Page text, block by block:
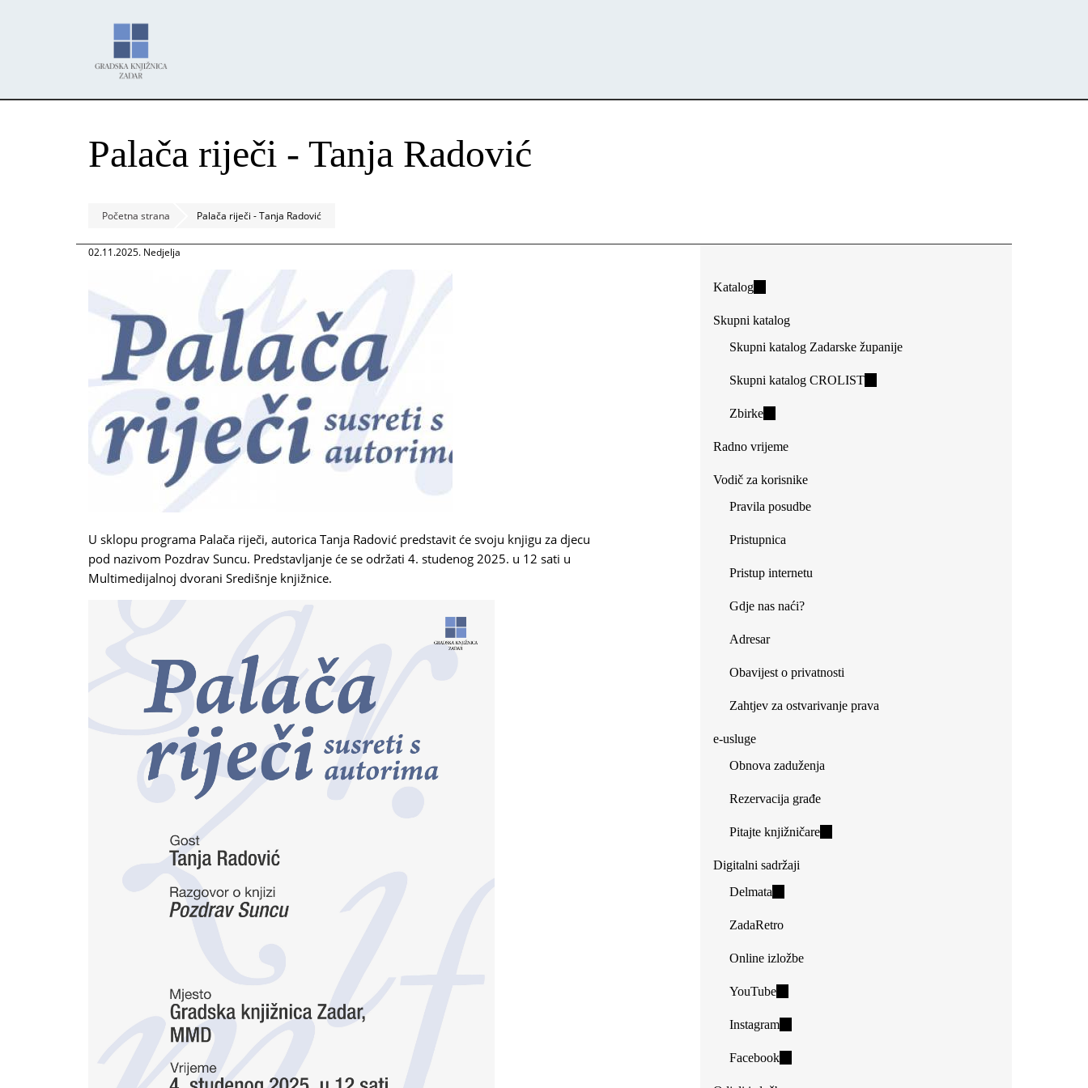
Palača riječi - Tanja Radović
Početna strana Palača riječi - Tanja Radović
02.11.2025. Nedjelja
U sklopu programa Palača riječi, autorica Tanja Radović predstavit će svoju knjigu za djecu
pod nazivom Pozdrav Suncu. Predstavljanje će se održati 4. studenog 2025. u 12 sati u
Multimedijalnoj dvorani Središnje knjižnice.
Katalog(link
external)
Skupni katalog
Skupni katalog Zadarske županije
Skupni katalog CROLIST(link
Zbirke(link
external)
Radno vrijeme
Vodič za korisnike
Pravila posudbe
Pristupnica
Pristup internetu
Gdje nas naći?
Adresar
Obavijest o privatnosti
Zahtjev za ostvarivanje prava
e-usluge
Obnova zaduženja
Rezervacija građe
Pitajte knjižničare(link
Digitalni sadržaji
Delmata
external)
ZadaRetro
Online izložbe
YouTube(link
external)
Instagram(link
external)
Facebook(link